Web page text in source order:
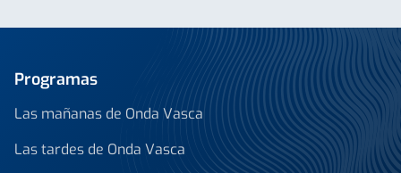
Programas
Las mañanas de Onda Vasca
Las tardes de Onda Vasca